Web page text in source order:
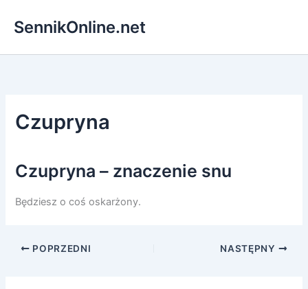
SennikOnline.net
Czupryna
Czupryna – znaczenie snu
Będziesz o coś oskarżony.
POPRZEDNI NASTĘPNY